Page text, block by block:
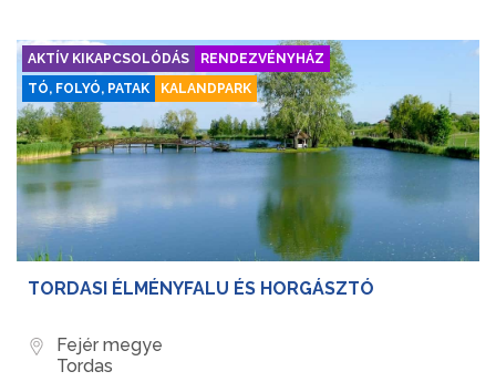
AKTÍV KIKAPCSOLÓDÁS
RENDEZVÉNYHÁZ
TÓ, FOLYÓ, PATAK
KALANDPARK
TORDASI ÉLMÉNYFALU ÉS HORGÁSZTÓ
Fejér megye
Tordas